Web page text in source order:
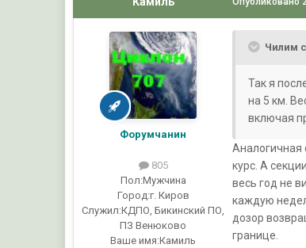
Форумчанин
805
Пол:Мужчина
Город:г. Киров
Служил:КДПО, Бикинский ПО,
ПЗ Венюково
Ваше имя:Камиль
Чилим
Так я
на 5 км.
включая
Аналогичная
курс. А
весь год не
каждую
дозор
границе.